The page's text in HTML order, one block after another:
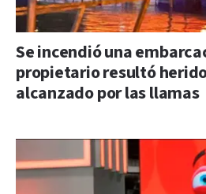
Se incendió una
propietario resultó
alcanzado por las llamas